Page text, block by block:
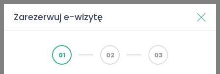
Doktorzy Wiktor Raputa
Zarezerwuj e-wizytę
01 02 03